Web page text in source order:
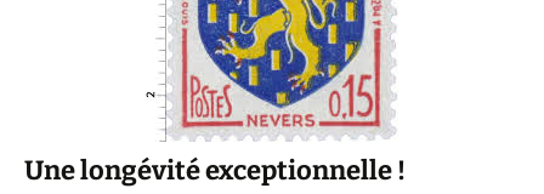
Une longévité exceptionnelle !